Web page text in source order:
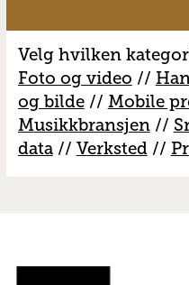
Velg hvilken
Foto og video //
og bilde// Mobile
Musikkbransjen// S
data// Verksted//